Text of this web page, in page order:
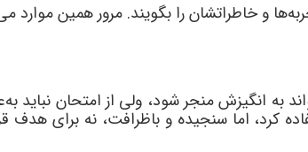
ها و خاطراتشان را بگویند. مرور همین موارد
به انگیزش منجر شود، ولی از امتحان نباید به
کرد، اما سنجیده و باظرافت، نه برای هدف